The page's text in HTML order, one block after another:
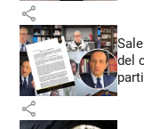
share
del
share